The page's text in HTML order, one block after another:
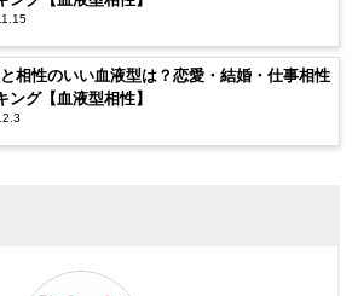
相性のいい血液型は？恋愛・結婚・仕事相性
ング【血液型相性】